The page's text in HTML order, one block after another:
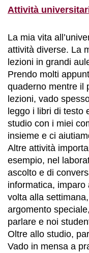
Attività
La mia vita
attività diverse. La
lezioni in grandi
Prendo molti
quaderno mentre il
lezioni, vado
leggo i libri di testo
studio con i miei
insieme e ci
Altre attività
esempio, nel
ascolto e di
informatica,
volta alla
argomento
parlare e noi
Oltre allo studio,
Vado in mensa a